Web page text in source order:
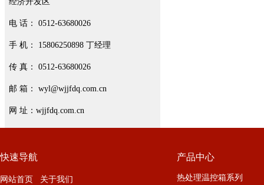
电 话： 0512-63680026
手 机： 15806250898 丁经理
传 真： 0512-63680026
邮 箱： wyl@wjjfdq.com.cn
网 址：wjjfdq.com.cn
快速导航
网站首页 关于我们
产品中心
热处理温控箱系列